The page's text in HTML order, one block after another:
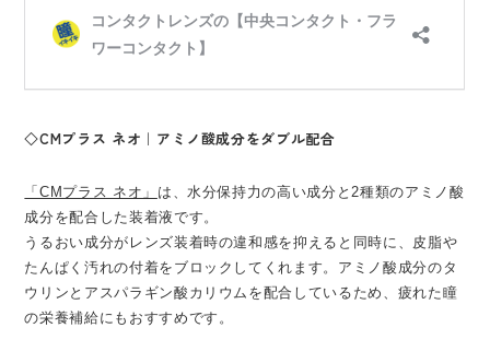
◇CMプラス ネオ｜アミノ酸成分をダブル配合
「CMプラス ネオ」 は、水分保持力の高い成分と2種類のアミノ酸
成分を配合した装着液です。
うるおい成分がレンズ装着時の違和感を抑えると同時に、皮脂や
たんぱく汚れの付着をブロックしてくれます。アミノ酸成分のタ
ウリンとアスパラギン酸カリウムを配合しているため、疲れた瞳
の栄養補給にもおすすめです。